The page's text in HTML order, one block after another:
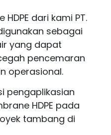
dari kami PT.
sebagai
yang dapat
pencemaran
operasional.
pengaplikasian
HDPE pada
tambang di